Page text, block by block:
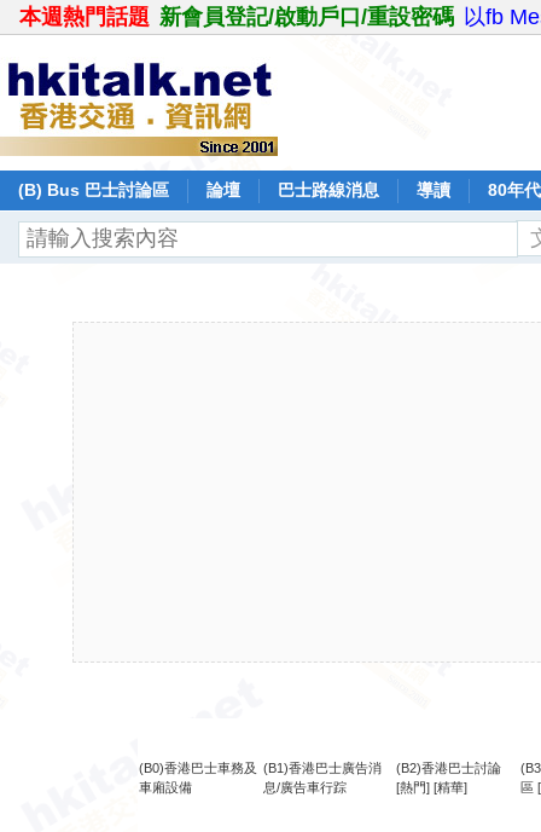
本週熱門話題 新會員登記/啟動戶口/重設密碼 以fb
(B) Bus 巴士討論區 論壇 巴士路線消息 導讀 80年
(B0)香港巴士車務及
車廂設備
(B1)香港巴士廣告消
息/廣告車行踪
(B2)香港巴士討論
[熱門] [精華]
區